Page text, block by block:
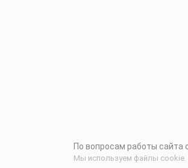
По вопросам работы сайта
Мы используем файлы cookie.